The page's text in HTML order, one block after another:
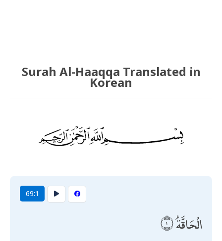
Surah Al-Haaqqa Translated in
Korean
69:1
الْحَاقَّةُ